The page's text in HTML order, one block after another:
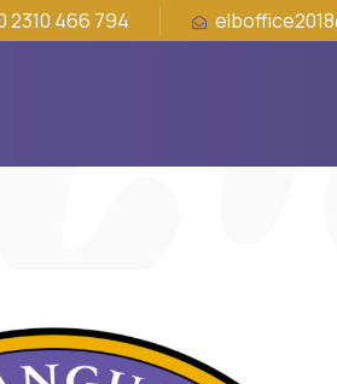
2310 466 794